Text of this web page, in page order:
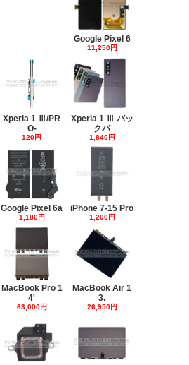
Google Pixel 6
11,250円
Xperia 1 Ⅲ/PR
O-
120円
Xperia 1 Ⅲ バッ
クパ
1,840円
Google Pixel 6a
1,180円
iPhone 7-15 Pro
1,200円
MacBook Pro 1
4'
63,000円
MacBook Air 1
3.
26,950円